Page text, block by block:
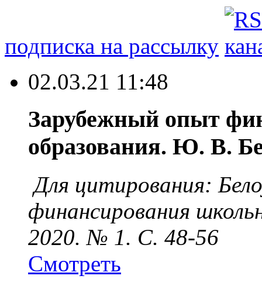
подписка на рассылку
02.03.21 11:48
Зарубежный опыт
образования. Ю. В.
Для цитирования:
финансирования
2020. № 1. С. 48-56
Смотреть